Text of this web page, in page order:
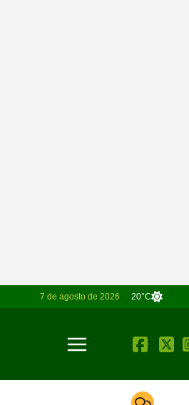
7 de agosto de 2026 20°C
Toggle navigation